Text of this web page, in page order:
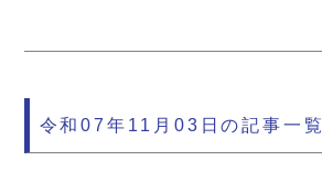
令和07年11月03日の記事一覧